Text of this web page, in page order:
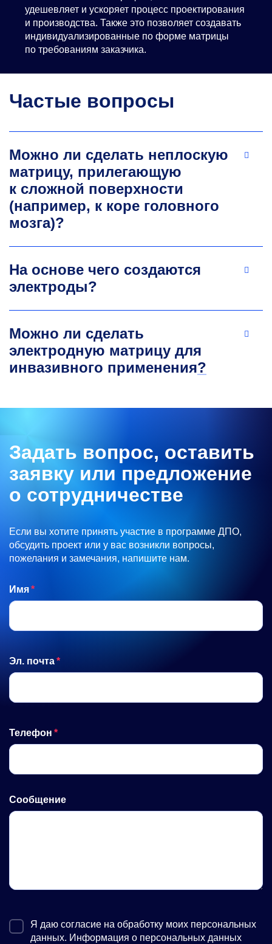
удешевляет и ускоряет процесс проектирования
и производства. Также это позволяет создавать
индивидуализированные по форме матрицы
по требованиям заказчика.
Частые вопросы
Можно ли сделать неплоскую
матрицу, прилегающую
к сложной поверхности
(например, к коре головного
мозга)?
На основе чего создаются
электроды?
Можно ли сделать
электродную матрицу для
инвазивного применения?
Задать вопрос, оставить
заявку или предложение
о сотрудничестве
Если вы хотите принять участие в программе ДПО,
обсудить проект или у вас возникли вопросы,
пожелания и замечания, напишите нам.
Имя
Эл. почта
Телефон
Сообщение
Я даю согласие на обработку моих персональных
данных. Информация о персональных данных